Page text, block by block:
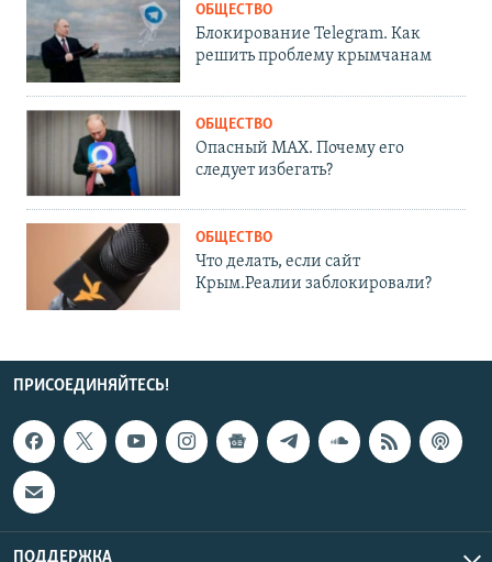
ОБЩЕСТВО
Блокирование Telegram. Как
решить проблему крымчанам
ОБЩЕСТВО
Опасный MAX. Почему его
следует избегать?
ОБЩЕСТВО
Что делать, если сайт
Крым.Реалии заблокировали?
ПРИСОЕДИНЯЙТЕСЬ!
ПОДДЕРЖКА